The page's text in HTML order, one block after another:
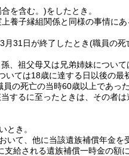
を含む。)をしたとき。
養子縁組関係と同様の事情に
月31日が終了したとき(職員の死
、祖父母又は兄弟姉妹につい
ては18歳に達する日以後の
の死亡の当時60歳以上であっ
するに至ったときは、その者
とき。
て、他に当該遺族補償年金
支給される遺族補償一時金の額